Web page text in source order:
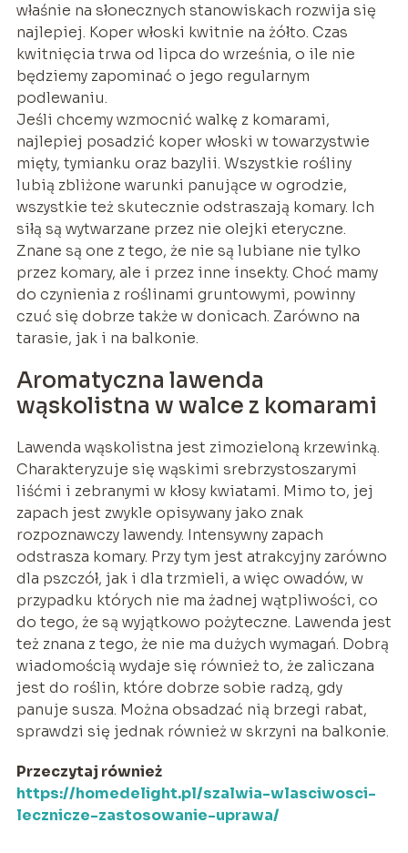
właśnie na słonecznych stanowiskach rozwija się
najlepiej. Koper włoski kwitnie na żółto. Czas
kwitnięcia trwa od lipca do września, o ile nie
będziemy zapominać o jego regularnym
podlewaniu.
Jeśli chcemy wzmocnić walkę z komarami,
najlepiej posadzić koper włoski w towarzystwie
mięty, tymianku oraz bazylii. Wszystkie rośliny
lubią zbliżone warunki panujące w ogrodzie,
wszystkie też skutecznie odstraszają komary. Ich
siłą są wytwarzane przez nie olejki eteryczne.
Znane są one z tego, że nie są lubiane nie tylko
przez komary, ale i przez inne insekty. Choć mamy
do czynienia z roślinami gruntowymi, powinny
czuć się dobrze także w donicach. Zarówno na
tarasie, jak i na balkonie.
Aromatyczna lawenda
wąskolistna w walce z komarami
Lawenda wąskolistna jest zimozieloną krzewinką.
Charakteryzuje się wąskimi srebrzystoszarymi
liśćmi i zebranymi w kłosy kwiatami. Mimo to, jej
zapach jest zwykle opisywany jako znak
rozpoznawczy lawendy. Intensywny zapach
odstrasza komary. Przy tym jest atrakcyjny zarówno
dla pszczół, jak i dla trzmieli, a więc owadów, w
przypadku których nie ma żadnej wątpliwości, co
do tego, że są wyjątkowo pożyteczne. Lawenda jest
też znana z tego, że nie ma dużych wymagań. Dobrą
wiadomością wydaje się również to, że zaliczana
jest do roślin, które dobrze sobie radzą, gdy
panuje susza. Można obsadzać nią brzegi rabat,
sprawdzi się jednak również w skrzyni na balkonie.
Przeczytaj również
https://homedelight.pl/szalwia-wlasciwosci-
lecznicze-zastosowanie-uprawa/